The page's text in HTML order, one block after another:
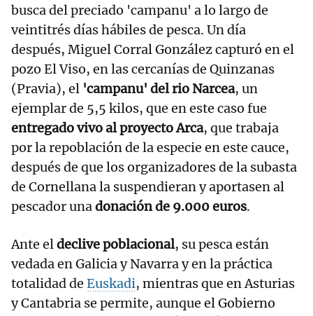
busca del preciado 'campanu' a lo largo de
veintitrés días hábiles de pesca. Un día
después, Miguel Corral González capturó en el
pozo El Viso, en las cercanías de Quinzanas
(Pravia), el 'campanu' del rio Narcea, un
ejemplar de 5,5 kilos, que en este caso fue
entregado vivo al proyecto Arca, que trabaja
por la repoblación de la especie en este cauce,
después de que los organizadores de la subasta
de Cornellana la suspendieran y aportasen al
pescador unadonación de 9.000 euros.
Ante eldeclive poblacional, su pesca están
vedada en Galicia y Navarra y en la práctica
totalidad de Euskadi, mientras que en Asturias
y Cantabria se permite, aunque el Gobierno